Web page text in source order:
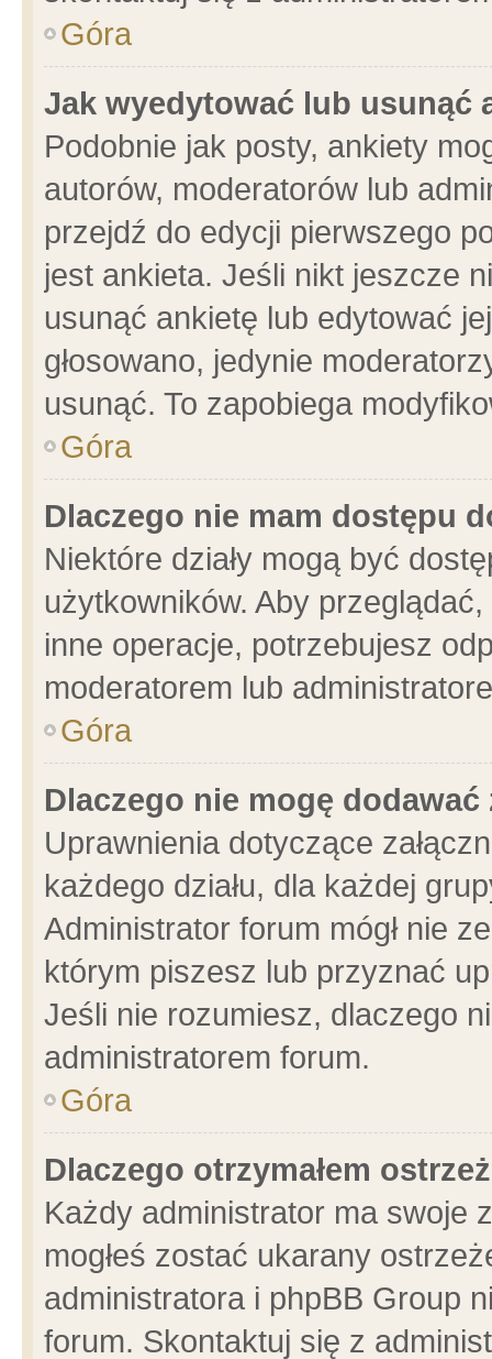
Góra
Jak wyedytować lub usunąć
Podobnie jak posty, ankiety
autorów, moderatorów lub
przejdź do edycji pierwszego
jest ankieta. Jeśli nikt jeszcze
usunąć ankietę lub edytować
głosowano, jedynie
usunąć. To zapobiega
Góra
Dlaczego nie mam dostępu
Niektóre działy mogą być
użytkowników. Aby
inne operacje, potrzebujesz
moderatorem lub
Góra
Dlaczego nie mogę dodawać
Uprawnienia dotyczące
każdego działu, dla każdej
Administrator forum mógł nie
którym piszesz lub przyznać
Jeśli nie rozumiesz, dlaczego
administratorem forum.
Góra
Dlaczego otrzymałem
Każdy administrator ma swoje
mogłeś zostać ukarany
administratora i phpBB Group
forum. Skontaktuj się z